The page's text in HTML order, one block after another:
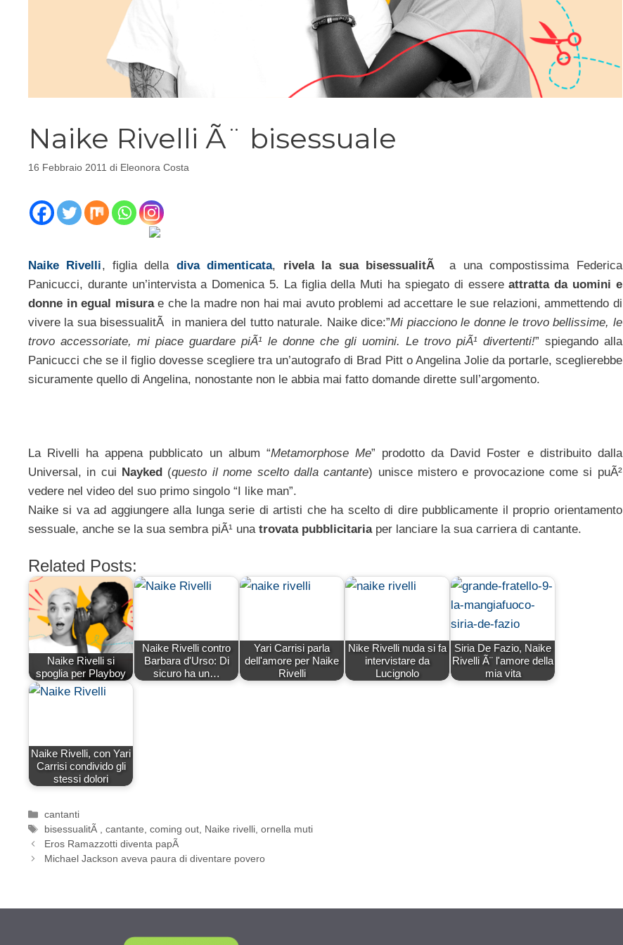
Naike Rivelli Ã¨ bisessuale
16 Febbraio 2011 di Eleonora Costa
Naike Rivelli, figlia della diva dimenticata, rivela la sua bisessualitÃ
a una compostissima Federica
Panicucci, durante un’intervista a Domenica 5. La figlia della Muti ha spiegato di essereattratta da uomini e
donne in egual misurae che la madre non hai mai avuto problemi ad accettare le sue relazioni, ammettendo di
vivere la sua bisessualitÃ in maniera del tutto naturale. Naike dice:”Mi piacciono le donne le trovo bellissime, le
trovo accessoriate, mi piace guardare piÃ¹ le donne che gli uomini. Le trovo piÃ¹ divertenti!” spiegando alla
Panicucci che se il figlio dovesse scegliere tra un’autografo di Brad Pitt o Angelina Jolie da portarle, sceglierebbe
sicuramente quello di Angelina, nonostante non le abbia mai fatto domande dirette sull’argomento.
La Rivelli ha appena pubblicato un album “Metamorphose Me” prodotto da David Foster e distribuito dalla
Universal, in cui Nayked (questo il nome scelto dalla cantante) unisce mistero e provocazione come si puÃ²
vedere nel video del suo primo singolo “I like man”.
Naike si va ad aggiungere alla lunga serie di artisti che ha scelto di dire pubblicamente il proprio orientamento
sessuale, anche se la sua sembra piÃ¹ una trovata pubblicitariaper lanciare la sua carriera di cantante.
Related Posts:
Naike Rivelli si
spoglia per Playboy
Naike Rivelli contro
Barbara d'Urso: Di
sicuro ha un…
Yari Carrisi parla
dell'amore per Naike
Rivelli
Nike Rivelli nuda si fa
intervistare da
Lucignolo
Siria De Fazio, Naike
Rivelli Ã¨ l'amore della
mia vita
Naike Rivelli, con Yari
Carrisi condivido gli
stessi dolori
Categorie
cantanti
Tag
bisessualitÃ ,cantante,coming out, Naike rivelli,ornella muti
Eros Ramazzotti diventa papÃ
Michael Jackson aveva paura di diventare povero